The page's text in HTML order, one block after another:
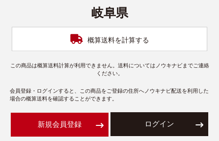
岐阜県
概算送料を計算する
この商品は概算送料計算が利用できません。送料についてはノウキナビまでご連絡
ください。
会員登録・ログインすると、この商品をご登録の住所へノウキナビ配送を利用した
場合の概算送料を確認することができます。
新規会員登録 ログイン